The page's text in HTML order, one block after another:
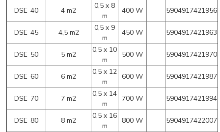
DSE-40 4 m2
0,5 x 8
m
400 W 5904917421956
DSE-45 4,5 m2
0,5 x 9
m
450 W 5904917421963
DSE-50 5 m2
0,5 x 10
m
500 W 5904917421970
DSE-60 6 m2
0,5 x 12
m
600 W 5904917421987
DSE-70 7 m2
0,5 x 14
m
700 W 5904917421994
DSE-80 8 m2
0,5 x 16
m
800 W 5904917422007